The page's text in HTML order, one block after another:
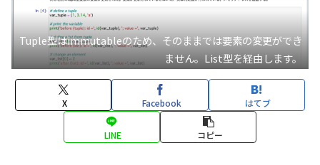
Tuple型はimmutableのため、そのままでは要素の変更ができ
ません。List型を経由します。
X Facebook はてブ
LINE コピー